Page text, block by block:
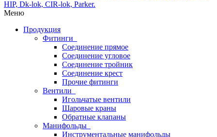
Меню
Продукция
Фитинги
Соединение прямое
Соединение угловое
Соединение тройник
Соединение крест
Прочие фитинги
Вентили
Игольчатые вентили
Шаровые краны
Обратные клапаны
Манифольды
Инструментальные манифольды